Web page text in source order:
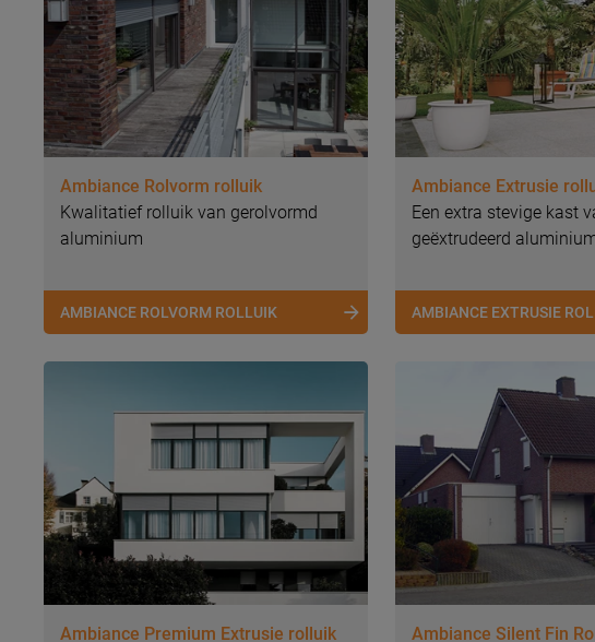
Ambiance Rolvorm rolluik
Kwalitatief rolluik van gerolvormd
aluminium
AMBIANCE ROLVORM ROLLUIK
Ambiance Extrusie
Een extra stevige kast
geëxtrudeerd
AMBIANCE EXTRUSIE
Ambiance Premium Extrusie rolluik Ambiance Silent Fin